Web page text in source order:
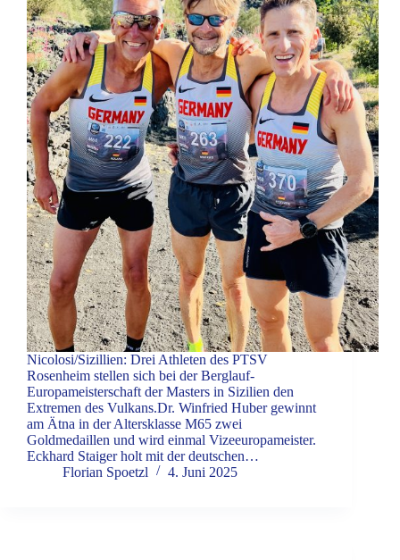
Nicolosi/Sizillien: Drei Athleten des PTSV
Rosenheim stellen sich bei der Berglauf-
Europameisterschaft der Masters in Sizilien den
Extremen des Vulkans.Dr. Winfried Huber gewinnt
am Ätna in der Altersklasse M65 zwei
Goldmedaillen und wird einmal Vizeeuropameister.
Eckhard Staiger holt mit der deutschen…
Florian Spoetzl
4. Juni 2025